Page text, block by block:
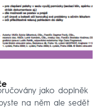
jako doplněk
na něm ale sedět